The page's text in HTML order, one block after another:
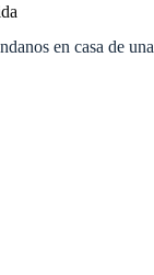
en casa de